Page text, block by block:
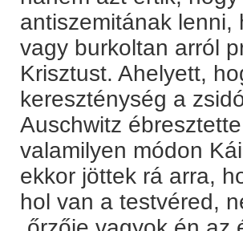
antiszemitának
vagy burkoltan arról
Krisztust. Ahelyett,
kereszténység a
Auschwitz
valamilyen módon
ekkor jöttek rá arra,
hol van a testvéred,